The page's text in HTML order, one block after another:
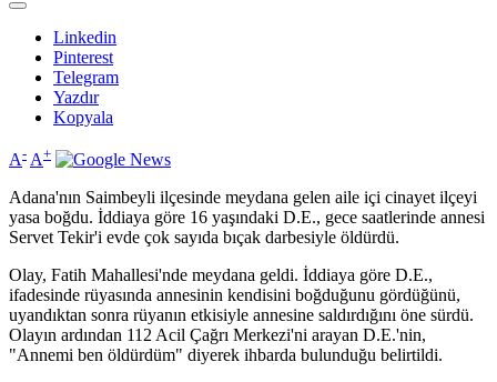
Linkedin
Pinterest
Telegram
Yazdır
Kopyala
A- A+
Adana'nın Saimbeyli ilçesinde meydana gelen aile içi cinayet ilçeyi
yasa boğdu. İddiaya göre 16 yaşındaki D.E., gece saatlerinde annesi
Servet Tekir'i evde çok sayıda bıçak darbesiyle öldürdü.
Olay, Fatih Mahallesi'nde meydana geldi. İddiaya göre D.E.,
ifadesinde rüyasında annesinin kendisini boğduğunu gördüğünü,
uyandıktan sonra rüyanın etkisiyle annesine saldırdığını öne sürdü.
Olayın ardından 112 Acil Çağrı Merkezi'ni arayan D.E.'nin,
"Annemi ben öldürdüm" diyerek ihbarda bulunduğu belirtildi.